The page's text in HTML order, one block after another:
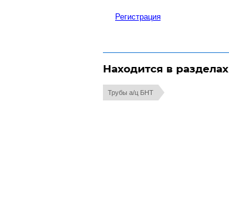
Регистрация
Находится в разделах
Трубы а/ц БНТ